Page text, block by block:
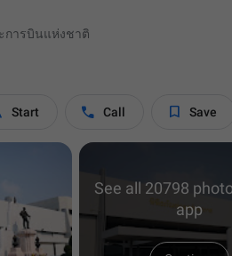
ารบินแห่งชาติ
Start  Call  Save
See all 20798
app